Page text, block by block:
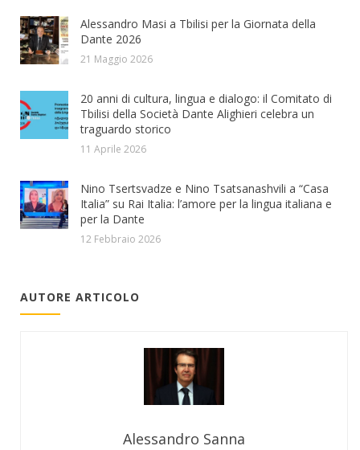
Alessandro Masi a Tbilisi per la Giornata della
Dante 2026
21 Maggio 2026
20 anni di cultura, lingua e dialogo: il Comitato di
Tbilisi della Società Dante Alighieri celebra un
traguardo storico
11 Aprile 2026
Nino Tsertsvadze e Nino Tsatsanashvili a “Casa
Italia” su Rai Italia: l’amore per la lingua italiana e
per la Dante
12 Febbraio 2026
AUTORE ARTICOLO
Alessandro Sanna